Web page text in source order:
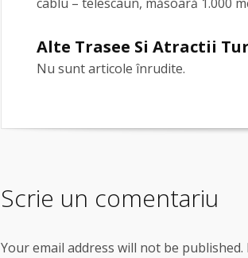
Alte Trasee Si Atractii
Nu sunt articole înrudite.
Scrie un comentariu
Your email address will not be